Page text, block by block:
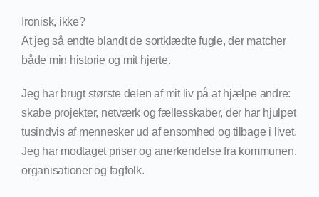
Ironisk, ikke?
At jeg så endte blandt de sortklædte fugle, der matcher
både min historie og mit hjerte.
Jeg har brugt største delen af mit liv på at hjælpe andre:
skabe projekter, netværk og fællesskaber, der har hjulpet
tusindvis af mennesker ud af ensomhed og tilbage i livet.
Jeg har modtaget priser og anerkendelse fra kommunen,
organisationer og fagfolk.